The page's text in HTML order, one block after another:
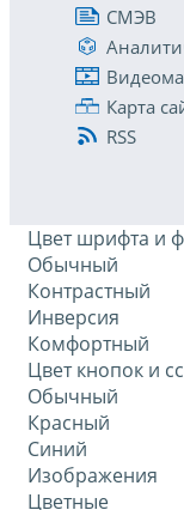
СМЭВ
Карта
RSS
Цвет шрифта и
Обычный
Контрастный
Инверсия
Комфортный
Цвет кнопок и
Обычный
Красный
Синий
Изображения
Цветные